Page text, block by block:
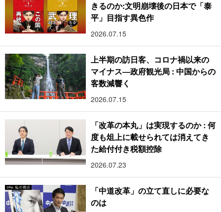
きるのか:文明崩壊後の日本で「泰
平」目指す異色作
2026.07.15
上半期の訪日客、コロナ禍以来の
マイナス―政府観光局 : 中国からの
客数減響く
2026.07.15
「改革の本丸」は実現するのか : 何
度も俎上に載せられては消えてき
た給付付き税額控除
2026.07.23
「中道改革」の立て直しに必要な
のは